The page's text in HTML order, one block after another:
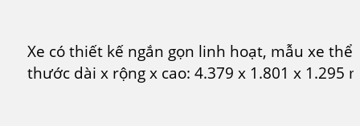
Xe có thiết kế ngắn gọn linh hoạt, mẫu xe thể
thước dài x rộng x cao: 4.379 x 1.801 x 1.295